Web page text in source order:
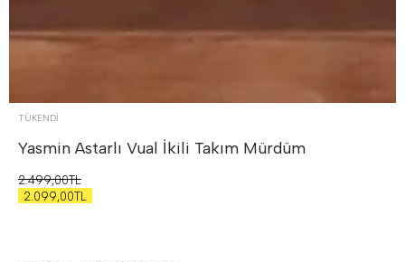
TÜKENDI
Yasmin Astarlı Vual İkili Takım Mürdüm
2.499,00TL
2.099,00TL